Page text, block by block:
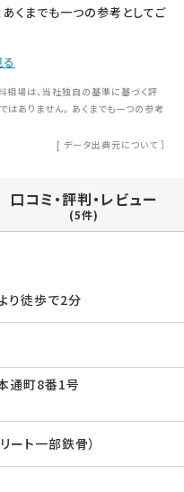
くまでも一つの参考としてご
相場は、当社独自の基準に基づく評
はありません。 あくまでも一つの参考
[ データ出典元について ］
口コミ・評判・レビュー
(5件)
より徒歩で2分
通町8番1号
ート一部鉄骨）